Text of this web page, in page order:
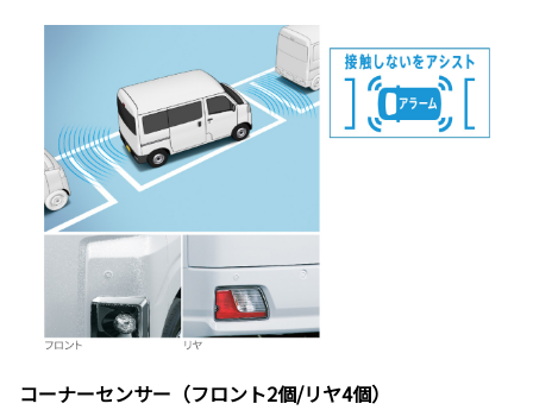
コーナーセンサー（フロント2個/リヤ4個）